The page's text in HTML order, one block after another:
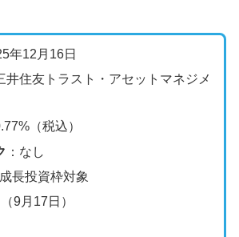
年12月16日
井住友トラスト・アセットマネジメ
（税込）
：なし
長投資枠対象
9月17日）